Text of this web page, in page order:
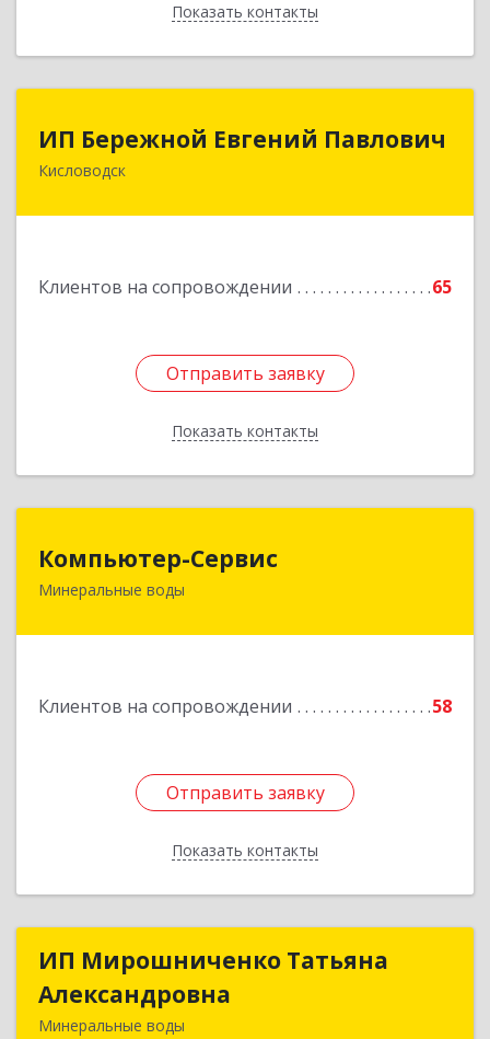
Показать контакты
Назад
ИП Бережной Евгений Павлович
Кисловодск
Клиентов на сопровождении 65
Отправить заявку
Показать контакты
ИП Бережной Евгений Павлович
357748, Ставропольский край, Кисловодск г,
Отправить заявку
Назад
Компьютер-Сервис
Минеральные воды
Клиентов на сопровождении 58
Отправить заявку
Показать контакты
357202, Ставропольский край, Минеральные
Отправить заявку
Назад
ИП Мирошниченко Татьяна
Александровна
Минеральные воды
ИП Мирошниченко Татьяна